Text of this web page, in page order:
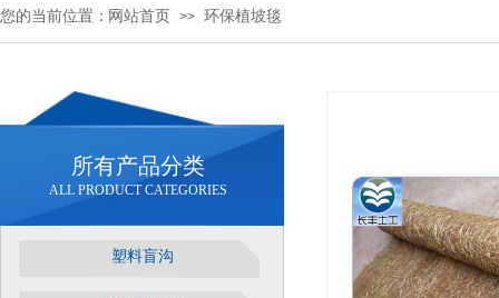
您的当前位置： 网站首页 >> 环保植坡毯
所有产品分类
ALL PRODUCT CATEGORIES
塑料盲沟